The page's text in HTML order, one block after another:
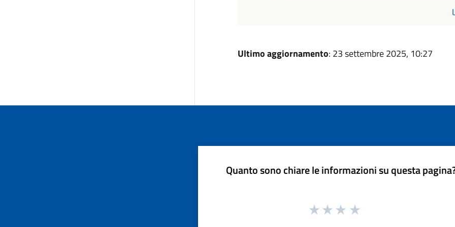
Ultimo aggiornamento: 23 settembre 2025, 10:27
Quanto sono chiare le informazioni su questa